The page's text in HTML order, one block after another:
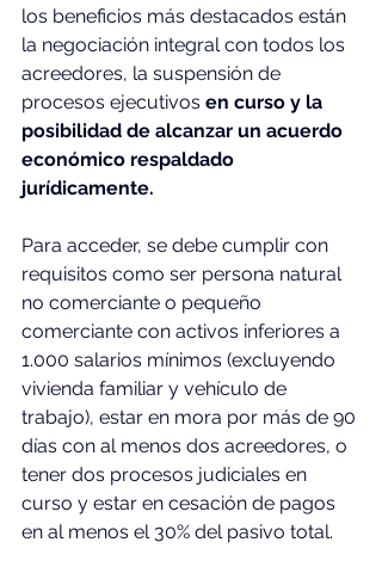
los beneficios más destacados están
la negociación integral con todos los
acreedores, la suspensión de
procesos ejecutivos en curso y la
posibilidad de alcanzar un acuerdo
económico respaldado
jurídicamente.
Para acceder, se debe cumplir con
requisitos como ser persona natural
no comerciante o pequeño
comerciante con activos inferiores a
1.000 salarios mínimos (excluyendo
vivienda familiar y vehículo de
trabajo), estar en mora por más de 90
días con al menos dos acreedores, o
tener dos procesos judiciales en
curso y estar en cesación de pagos
en al menos el 30% del pasivo total.